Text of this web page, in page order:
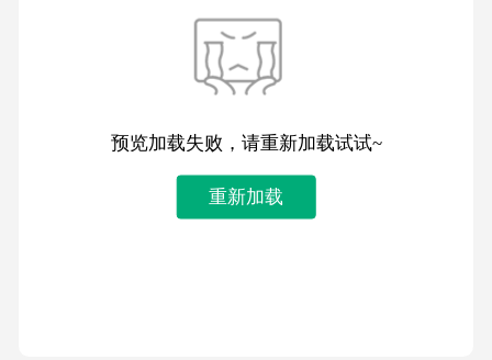
预览加载失败，请重新加载试试~
重新加载